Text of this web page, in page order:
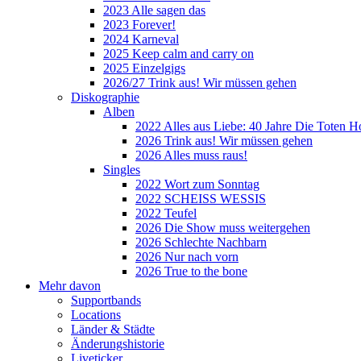
2023 Alle sagen das
2023 Forever!
2024 Karneval
2025 Keep calm and carry on
2025 Einzelgigs
2026/27 Trink aus! Wir müssen gehen
Diskographie
Alben
2022 Alles aus Liebe: 40 Jahre Die Toten
2026 Trink aus! Wir müssen gehen
2026 Alles muss raus!
Singles
2022 Wort zum Sonntag
2022 SCHEISS WESSIS
2022 Teufel
2026 Die Show muss weitergehen
2026 Schlechte Nachbarn
2026 Nur nach vorn
2026 True to the bone
Mehr davon
Supportbands
Locations
Länder & Städte
Änderungshistorie
Liveticker